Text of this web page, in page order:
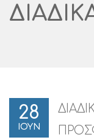
28
ΙΟΥΝ